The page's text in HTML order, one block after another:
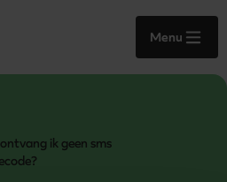
Menu
ik geen sms